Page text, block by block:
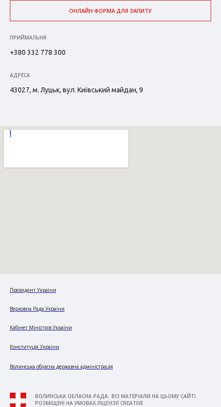
ОНЛАЙН ФОРМА ДЛЯ ЗАПИТУ
ПРИЙМАЛЬНЯ
+380 332 778 300
АДРЕСА
43027, м. Луцьк, вул. Київський майдан, 9
Президент України
Верховна Рада України
Кабінет Міністрів України
Конституція України
Волинська обласна державна адміністрація
ВОЛИНСЬКА ОБЛАСНА РАДА. ВСІ МАТЕРІАЛИ НА ЦЬОМУ САЙТІ
РОЗМІЩЕНІ НА УМОВАХ ЛІЦЕНЗІЇ CREATIVE